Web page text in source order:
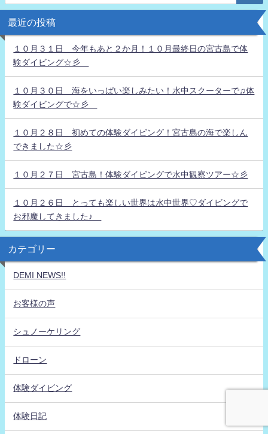
最近の投稿
１０月３１日 今年もあと２か月！１０月最終日の宮古島で体
験ダイビング☆彡
１０月３０日 海をいっぱい楽しみたい！水中スクーターで♫体
験ダイビングで☆彡
１０月２８日 初めての体験ダイビング！宮古島の海で楽しん
できました☆彡
１０月２７日 宮古島！体験ダイビングで水中観察ツアー☆彡
１０月２６日 とっても楽しい世界は水中世界♡ダイビングで
お邪魔してきました♪
カテゴリー
DEMI NEWS!!
お客様の声
シュノーケリング
ドローン
体験ダイビング
体験日記